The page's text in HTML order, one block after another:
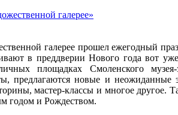
галерее»
галерее прошел ежегодный
в преддверии Нового года вот
площадках Смоленского
предлагаются новые и неожиданные
мастер-классы и многое другое.
годом и Рождеством.